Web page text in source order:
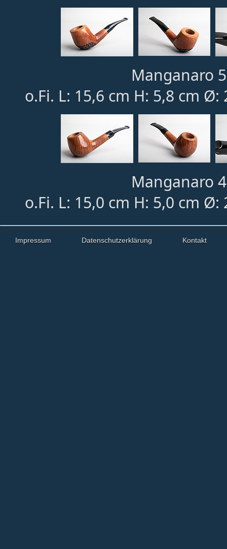
Manganaro
o.Fi. L: 15,6 cm H: 5,8 cm Ø:
Manganaro
o.Fi. L: 15,0 cm H: 5,0 cm Ø:
Impressum Datenschutzerklärung Kontakt